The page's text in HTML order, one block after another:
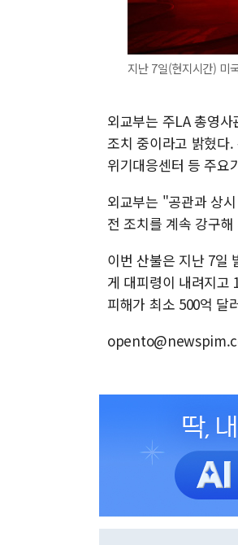
지난 7일(현지시간) 미
외교부는 주LA 총영
조치 중이라고 밝혔다
위기대응센터 등 주요
외교부는 "공관과 상
전 조치를 계속 강구
이번 산불은 지난 7일
게 대피령이 내려지고
피해가 최소 500억 달